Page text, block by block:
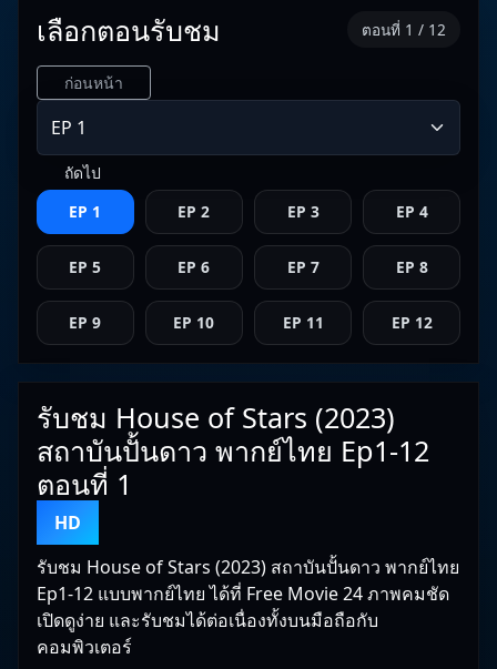
เลือกตอนรับชม ตอนที่ 1 / 12
ก่อนหน้า
ถัดไป
EP 1
EP 2 EP 3 EP 4
EP 5 EP 6 EP 7 EP 8
EP 9 EP 10 EP 11 EP 12
รับชม House of Stars (2023)
สถาบันปั้นดาว พากย์ไทย Ep1-12
ตอนที่ 1
HD
รับชม House of Stars (2023) สถาบันปั้นดาว พากย์ไทย
Ep1-12 แบบพากย์ไทย ได้ที่ Free Movie 24 ภาพคมชัด
เปิดดูง่าย และรับชมได้ต่อเนื่องทั้งบนมือถือกับ
คอมพิวเตอร์